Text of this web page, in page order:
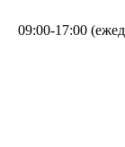
09:00-17:00